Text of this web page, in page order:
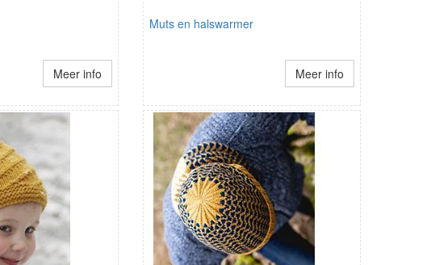
Meer info
Muts en halswarmer
Meer info